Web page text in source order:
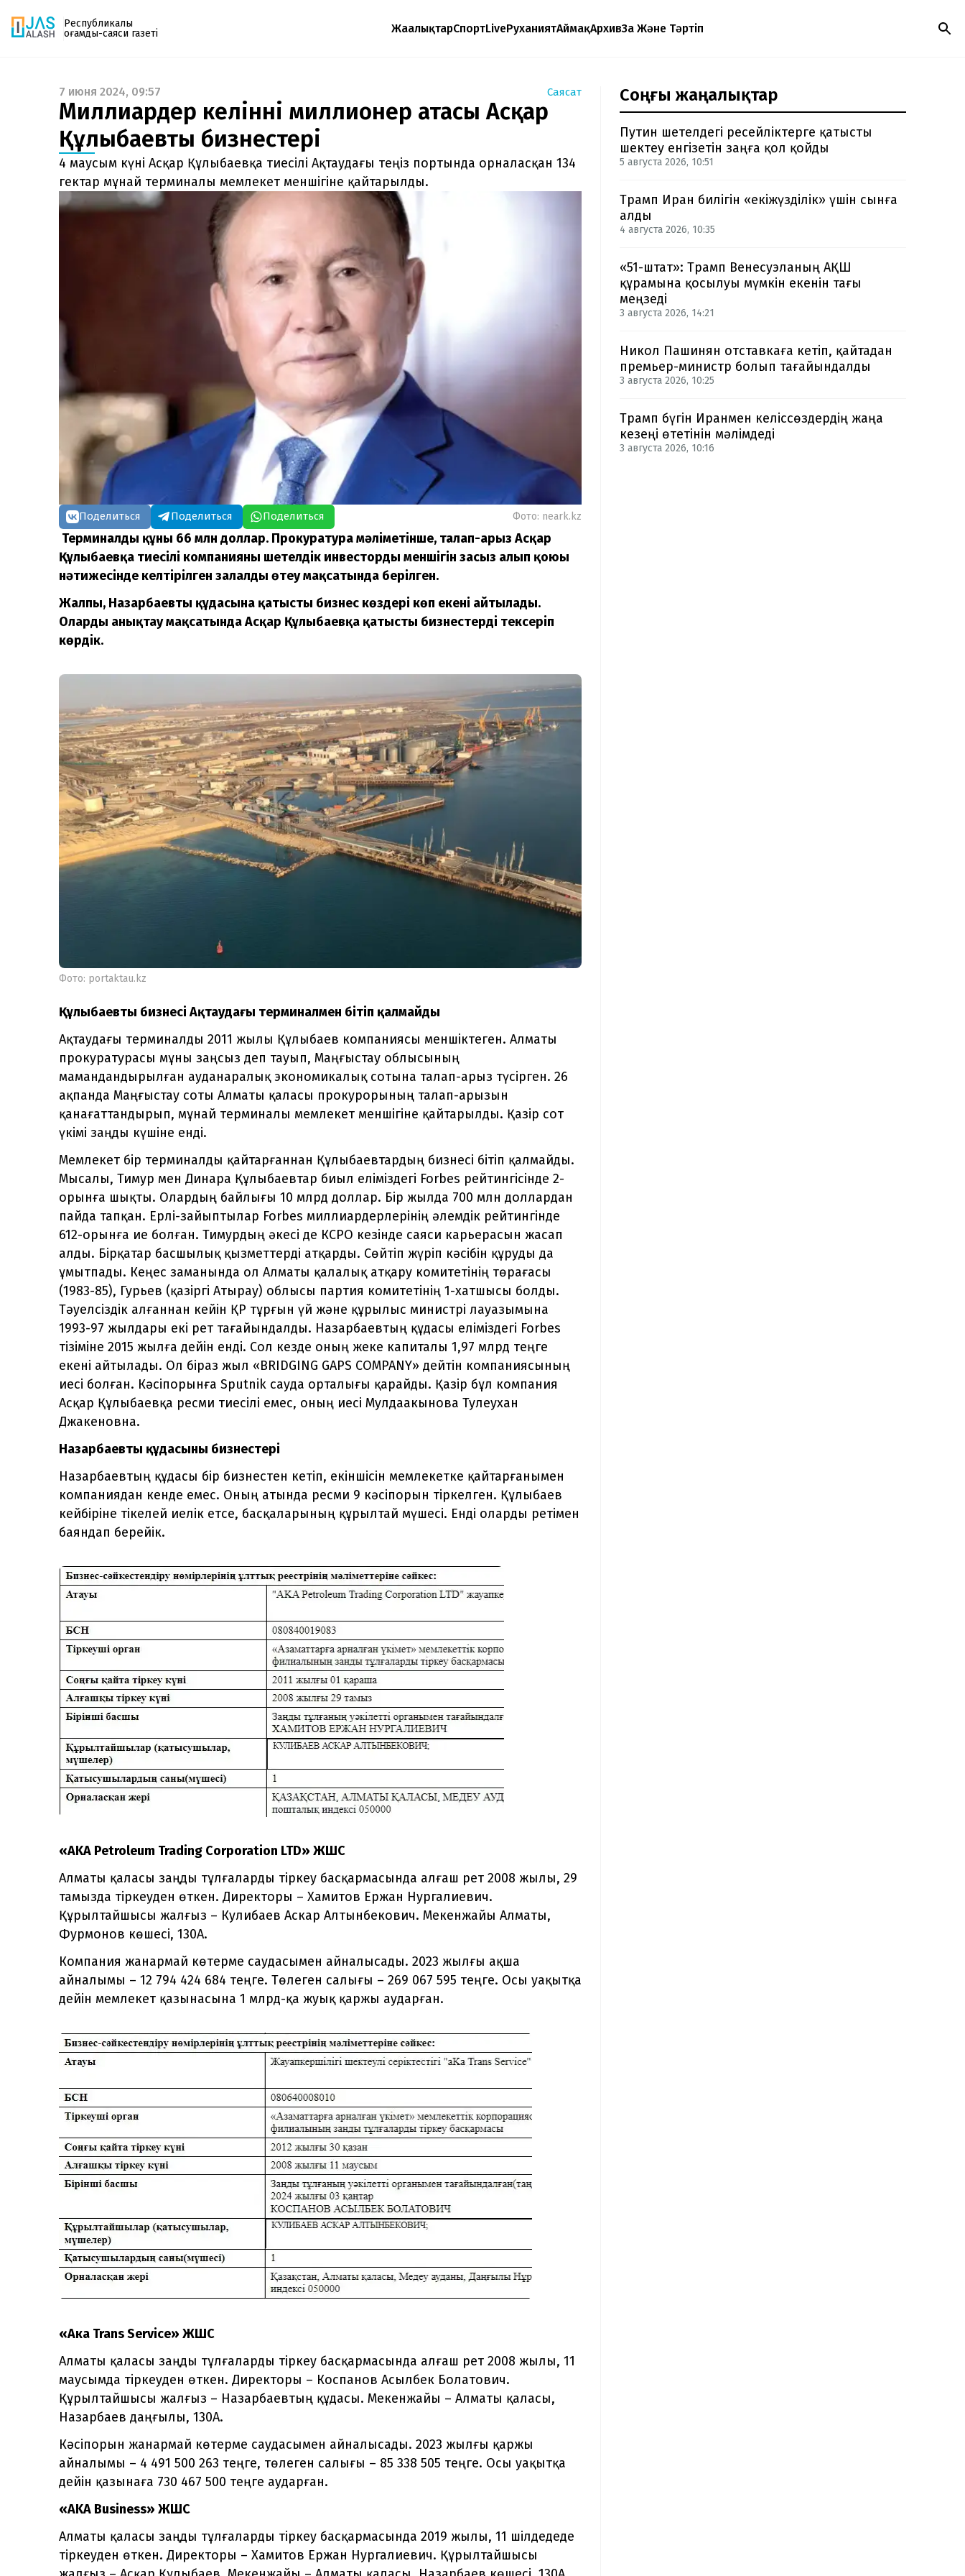
Республикалық
қоғамдық-саяси газеті
ЖаңалықтарСпортLiveРуханиятАймақАрхивЗаң Және Тәртіп
Газетке жазылу
PDF форматтағы газетті ай сайын электронды
поштаңызға алып отырыңыз. Жаңа нөмір
шыққан сәтте сізге бірден жіберіледі. Тек email
енгізіңіз, біз қалғанын өзіміз жібереміз.
7 июня 2024, 09:57 Саясат
Миллиардер келіннің миллионер атасы Асқар
Құлыбаевтың бизнестері
4 маусым күні Асқар Құлыбаевқа тиесілі Ақтаудағы теңіз портында орналасқан 134
гектар мұнай терминалы мемлекет меншігіне қайтарылды.
Поделиться Поделиться Поделиться Фото: neark.kz
Терминалдың құны 66 млн доллар. Прокуратура мәліметінше, талап-арыз Асқар
Құлыбаевқа тиесілі компанияның шетелдік инвестордың меншігін заңсыз алып қоюы
нәтижесінде келтірілген залалды өтеу мақсатында берілген.
Жалпы, Назарбаевтың құдасына қатысты бизнес көздері көп екені айтылады.
Оларды анықтау мақсатында Асқар Құлыбаевқа қатысты бизнестерді тексеріп
көрдік.
Фото: portaktau.kz
Құлыбаевтың бизнесі Ақтаудағы терминалмен бітіп қалмайды
Ақтаудағы терминалды 2011 жылы Құлыбаев компаниясы меншіктеген. Алматы
прокуратурасы мұны заңсыз деп тауып, Маңғыстау облысының
мамандандырылған ауданаралық экономикалық сотына талап-арыз түсірген. 26
ақпанда Маңғыстау соты Алматы қаласы прокурорының талап-арызын
қанағаттандырып, мұнай терминалы мемлекет меншігіне қайтарылды. Қазір сот
үкімі заңды күшіне енді.
Мемлекет бір терминалды қайтарғаннан Құлыбаевтардың бизнесі бітіп қалмайды.
Мысалы, Тимур мен Динара Құлыбаевтар биыл еліміздегі Forbes рейтингісінде 2-
орынға шықты. Олардың байлығы 10 млрд доллар. Бір жылда 700 млн доллардан
пайда тапқан. Ерлі-зайыптылар Forbes миллиардерлерінің әлемдік рейтингінде
612-орынға ие болған. Тимурдың әкесі де КСРО кезінде саяси карьерасын жасап
алды. Бірқатар басшылық қызметтерді атқарды. Сөйтіп жүріп кәсібін құруды да
ұмытпады. Кеңес заманында ол Алматы қалалық атқару комитетінің төрағасы
(1983-85), Гурьев (қазіргі Атырау) облысы партия комитетінің 1-хатшысы болды.
Тәуелсіздік алғаннан кейін ҚР тұрғын үй және құрылыс министрі лауазымына
1993-97 жылдары екі рет тағайындалды. Назарбаевтың құдасы еліміздегі Forbes
тізіміне 2015 жылға дейін енді. Сол кезде оның жеке капиталы 1,97 млрд теңге
екені айтылады. Ол біраз жыл «BRIDGING GAPS COMPANY» дейтін компаниясының
иесі болған. Кәсіпорынға Sputnik сауда орталығы қарайды. Қазір бұл компания
Асқар Құлыбаевқа ресми тиесілі емес, оның иесі Мулдаакынова Тулеухан
Джакеновна.
Назарбаевтың құдасының бизнестері
Назарбаевтың құдасы бір бизнестен кетіп, екіншісін мемлекетке қайтарғанымен
компаниядан кенде емес. Оның атында ресми 9 кәсіпорын тіркелген. Құлыбаев
кейбіріне тікелей иелік етсе, басқаларының құрылтай мүшесі. Енді оларды ретімен
баяндап берейік.
«AKA Petroleum Trading Corporation LTD» ЖШС
Алматы қаласы заңды тұлғаларды тіркеу басқармасында алғаш рет 2008 жылы, 29
тамызда тіркеуден өткен. Директоры – Хамитов Ержан Нургалиевич.
Құрылтайшысы жалғыз – Кулибаев Аскар Алтынбекович. Мекенжайы Алматы,
Фурмонов көшесі, 130А.
Компания жанармай көтерме саудасымен айналысады. 2023 жылғы ақша
айналымы – 12 794 424 684 теңге. Төлеген салығы – 269 067 595 теңге. Осы уақытқа
дейін мемлекет қазынасына 1 млрд-қа жуық қаржы аударған.
«Акa Trans Service» ЖШС
Алматы қаласы заңды тұлғаларды тіркеу басқармасында алғаш рет 2008 жылы, 11
маусымда тіркеуден өткен. Директоры – Коспанов Асылбек Болатович.
Құрылтайшысы жалғыз – Назарбаевтың құдасы. Мекенжайы – Алматы қаласы,
Назарбаев даңғылы, 130А.
Кәсіпорын жанармай көтерме саудасымен айналысады. 2023 жылғы қаржы
айналымы – 4 491 500 263 теңге, төлеген салығы – 85 338 505 теңге. Осы уақытқа
дейін қазынаға 730 467 500 теңге аударған.
«AKA Business» ЖШС
Алматы қаласы заңды тұлғаларды тіркеу басқармасында 2019 жылы, 11 шілдедеде
тіркеуден өткен. Директоры – Хамитов Ержан Нургалиевич. Құрылтайшысы
Соңғы жаңалықтар
Путин шетелдегі ресейліктерге қатысты
шектеу енгізетін заңға қол қойды
5 августа 2026, 10:51
Трамп Иран билігін «екіжүзділік» үшін сынға
алды
4 августа 2026, 10:35
«51-штат»: Трамп Венесуэланың АҚШ
құрамына қосылуы мүмкін екенін тағы
меңзеді
3 августа 2026, 14:21
Никол Пашинян отставкаға кетіп, қайтадан
премьер-министр болып тағайындалды
3 августа 2026, 10:25
Трамп бүгін Иранмен келіссөздердің жаңа
кезеңі өтетінін мәлімдеді
3 августа 2026, 10:16